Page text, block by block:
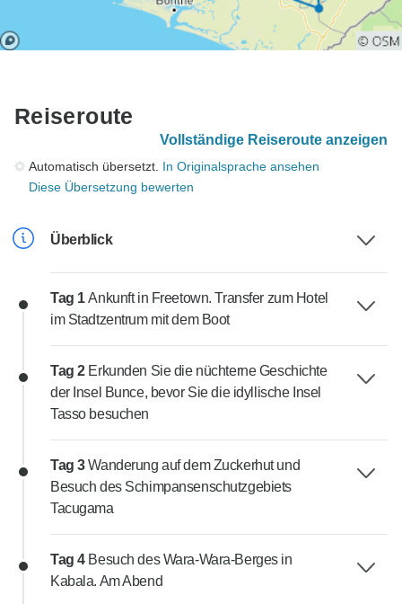
Reiseroute
Vollständige Reiseroute anzeigen
Automatisch übersetzt. In Originalsprache ansehen
Diese Übersetzung bewerten
Überblick
Tag 1Ankunft in Freetown. Transfer zum Hotel
im Stadtzentrum mit dem Boot
Tag 2 Erkunden Sie die nüchterne Geschichte
der Insel Bunce, bevor Sie die idyllische Insel
Tasso besuchen
Tag 3Wanderung auf dem Zuckerhut und
Besuch des Schimpansenschutzgebiets
Tacugama
Tag 4 Besuch des Wara-Wara-Berges in
Kabala. Am Abend